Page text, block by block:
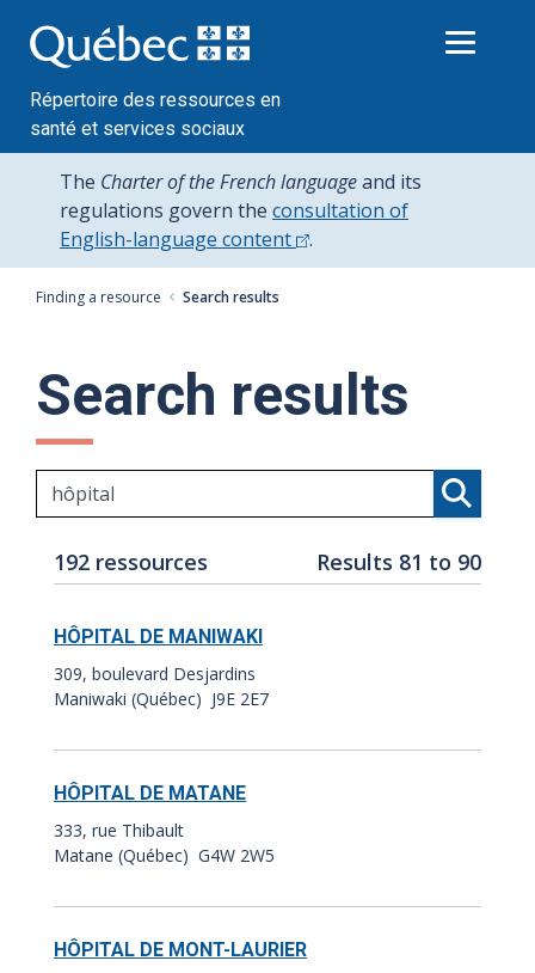
au
contenu
Répertoire des ressources en
santé et services sociaux
The Charter of the French languageand its
regulations govern the consultation of
English-language content
.
Finding a resource Search results
Search results
Search
Number
of
results:
192 ressources
Results
index:
Results 81 to 90
HÔPITAL DE MANIWAKI
309, boulevard Desjardins
Maniwaki (Québec) J9E 2E7
HÔPITAL DE MATANE
333, rue Thibault
Matane (Québec) G4W 2W5
HÔPITAL DE MONT-LAURIER